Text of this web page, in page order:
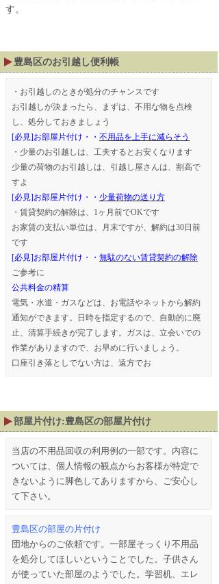
す。
豊島区のお引越し便利帳
・お引越しのときが処分のチャンスです
お引越しが決まったら、まずは、不用な物を点検
し、処分しておきましょう
[必見]お部屋片付け・・ 不用品を上手に減らそう
・少量のお引越しは、工夫するとお安くなります
少量の荷物のお引越しは、引越し屋さんは、割高で
すよ
[必見]お部屋片付け・・ 少量荷物の送り方
・賃貸契約の解除は、1ヶ月前でOKです
お家賃の支払い単位は、月末ですが、解約は30日前
です
[必見]お部屋片付け・・ 無駄のない賃貸契約の解除
ご参考に
公共料金の精算
電気・水道・ガスなどは、お電話やネットから解約
通知ができます。日時を指定するので、自動的に廃
止、清算手続きが完了します。ガスは、立会いでの
作業がありますので、お早めに行いましょう。
口座引き落としでない方は、遠方でお
部屋片付け:豊島区の部屋片付け
当店の不用品回収の利用例の一部です。内容に
ついては、個人情報の観点からお客様が特定で
きないように脚色してありますから、ご安心し
て下さい。
豊島区の部屋の片付け
団地からのご依頼です。一部屋そっくり不用品
を処分してほしいということでした。子供さん
が使っていた部屋のようでした。学習机、エレ